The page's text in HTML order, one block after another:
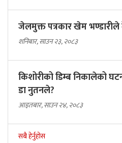
जेलमुक्त पत्रकार खेम
शनिबार, साउन २३, २०८३
किशोरीको डिम्ब निकालेको
डा नुतनले?
आइतबार, साउन २४, २०८३
सबै हेर्नुहोस